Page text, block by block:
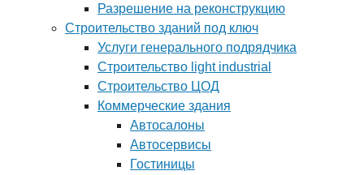
Разрешение на реконструкцию
Строительство зданий под ключ
Услуги генерального подрядчика
Строительство light industrial
Строительство ЦОД
Коммерческие здания
Автосалоны
Автосервисы
Гостиницы